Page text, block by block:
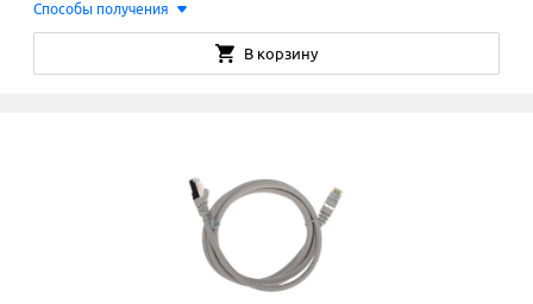
Способы получения
В корзину